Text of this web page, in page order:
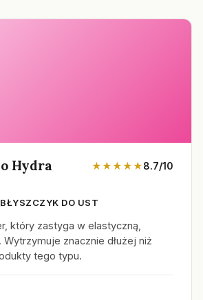
Hydra
★★★★★8.7/10
DO UST
który zastyga w elastyczną,
znacznie dłużej niż
tego typu.